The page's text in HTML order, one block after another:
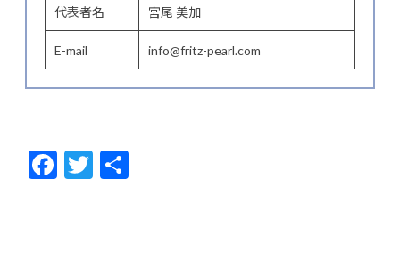
代表者名 宮尾 美加
E-mail info@fritz-pearl.com
F
ac
T
w